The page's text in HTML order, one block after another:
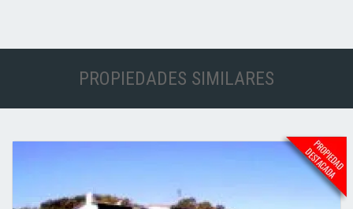
PROPIEDADES SIMILARES